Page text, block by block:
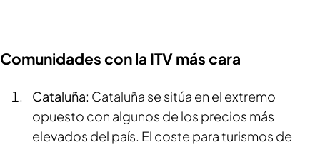
Comunidades con la ITV más cara
Cataluña: Cataluña se sitúa en el extremo
opuesto con algunos de los precios más
elevados del país. El coste para turismos de